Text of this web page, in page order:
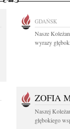
GDAŃSK
Nasze
wyrazy
ZOFIA
Naszej
głębokiego